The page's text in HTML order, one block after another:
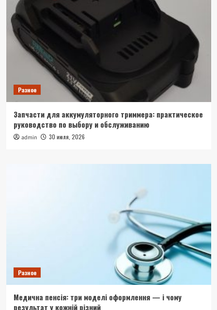
Разное
Запчасти для аккумуляторного триммера: практическое
руководство по выбору и обслуживанию
admin 30 июля, 2026
Разное
Медична пенсія: три моделі оформлення — і чому
результат у кожній різний